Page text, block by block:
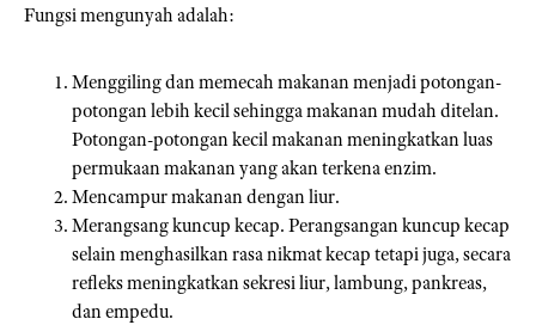
Fungsi mengunyah adalah:
Menggiling dan memecah makanan menjadi potongan-
potongan lebih kecil sehingga makanan mudah ditelan.
Potongan-potongan kecil makanan meningkatkan luas
permukaan makanan yang akan terkena enzim.
Mencampur makanan dengan liur.
Merangsang kuncup kecap. Perangsangan kuncup kecap
selain menghasilkan rasa nikmat kecap tetapi juga, secara
refleks meningkatkan sekresi liur, lambung, pankreas,
dan empedu.